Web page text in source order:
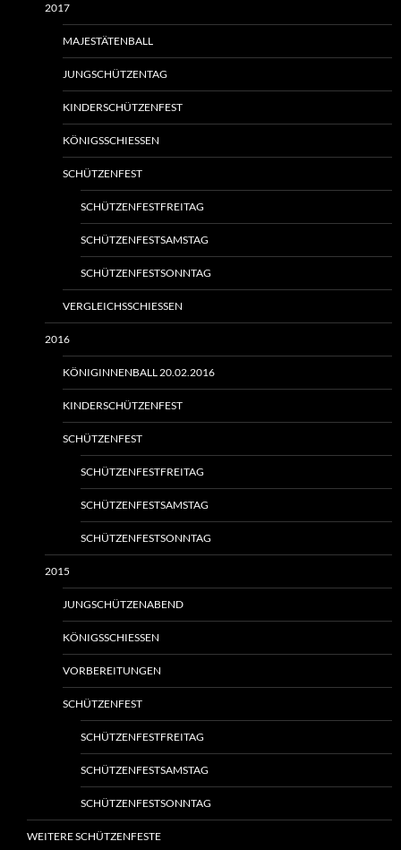
2017
MAJESTÄTENBALL
JUNGSCHÜTZENTAG
KINDERSCHÜTZENFEST
KÖNIGSSCHIESSEN
SCHÜTZENFEST
SCHÜTZENFESTFREITAG
SCHÜTZENFESTSAMSTAG
SCHÜTZENFESTSONNTAG
VERGLEICHSSCHIESSEN
2016
KÖNIGINNENBALL 20.02.2016
KINDERSCHÜTZENFEST
SCHÜTZENFEST
SCHÜTZENFESTFREITAG
SCHÜTZENFESTSAMSTAG
SCHÜTZENFESTSONNTAG
2015
JUNGSCHÜTZENABEND
KÖNIGSSCHIESSEN
VORBEREITUNGEN
SCHÜTZENFEST
SCHÜTZENFESTFREITAG
SCHÜTZENFESTSAMSTAG
SCHÜTZENFESTSONNTAG
WEITERE SCHÜTZENFESTE